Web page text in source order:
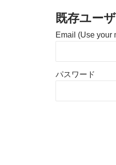
既存ユー
Email (Use your
パスワード